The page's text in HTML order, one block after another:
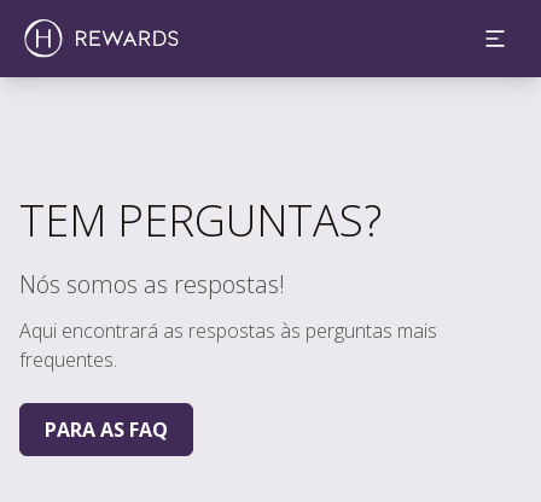
TEM PERGUNTAS?
Nós somos as respostas!
Aqui encontrará as respostas às perguntas mais
frequentes.
PARA AS FAQ